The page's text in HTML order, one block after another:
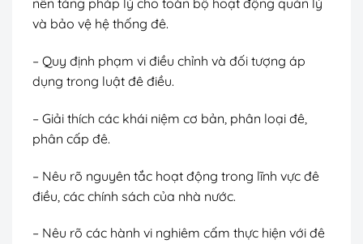
nền tảng pháp lý cho toàn bộ hoạt động quản lý
và bảo vệ hệ thống đê.
– Quy định phạm vi điều chỉnh và đối tượng áp
dụng trong luật đê điều.
– Giải thích các khái niệm cơ bản, phân loại đê,
phân cấp đê.
– Nêu rõ nguyên tắc hoạt động trong lĩnh vực đê
điều, các chính sách của nhà nước.
– Nêu rõ các hành vi nghiêm cấm thực hiện với đê